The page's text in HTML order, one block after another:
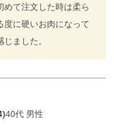
めて注文した時は柔ら
度に硬いお肉になって
ました。
40代 男性